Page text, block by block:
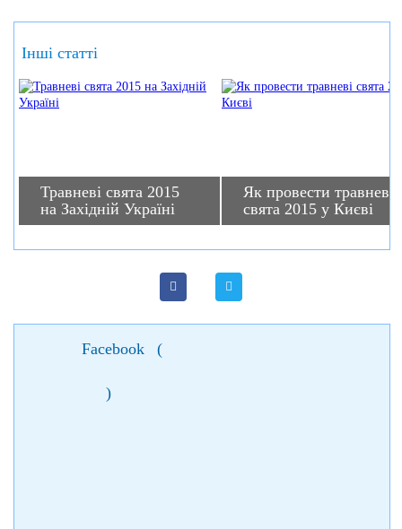
Інші статті
Травневі свята 2015
на Західній Україні
Як провести травневі
свята 2015 у Києві
Facebook (
)